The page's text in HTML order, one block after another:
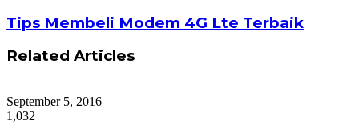
Tips Membeli Modem 4G Lte Terbaik
Related Articles
September 5, 2016
1,032